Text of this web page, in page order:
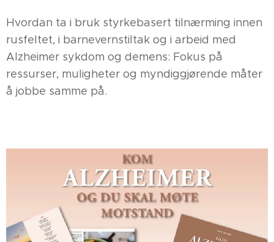
Hvordan ta i bruk styrkebasert tilnærming innen
rusfeltet, i barnevernstiltak og i arbeid med
Alzheimer sykdom og demens: Fokus på
ressurser, muligheter og myndiggjørende måter
å jobbe samme på.